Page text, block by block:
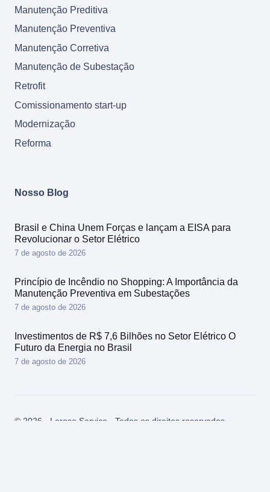
Manutenção Preditiva
Manutenção Preventiva
Manutenção Corretiva
Manutenção de Subestação
Retrofit
Comissionamento start-up
Modernização
Reforma
Nosso Blog
Brasil e China Unem Forças e lançam a EISA para
Revolucionar o Setor Elétrico
7 de agosto de 2026
Princípio de Incêndio no Shopping: A Importância da
Manutenção Preventiva em Subestações
7 de agosto de 2026
Investimentos de R$ 7,6 Bilhões no Setor Elétrico O
Futuro da Energia no Brasil
7 de agosto de 2026
© 2026 - Lerose Service - Todos os direitos reservados